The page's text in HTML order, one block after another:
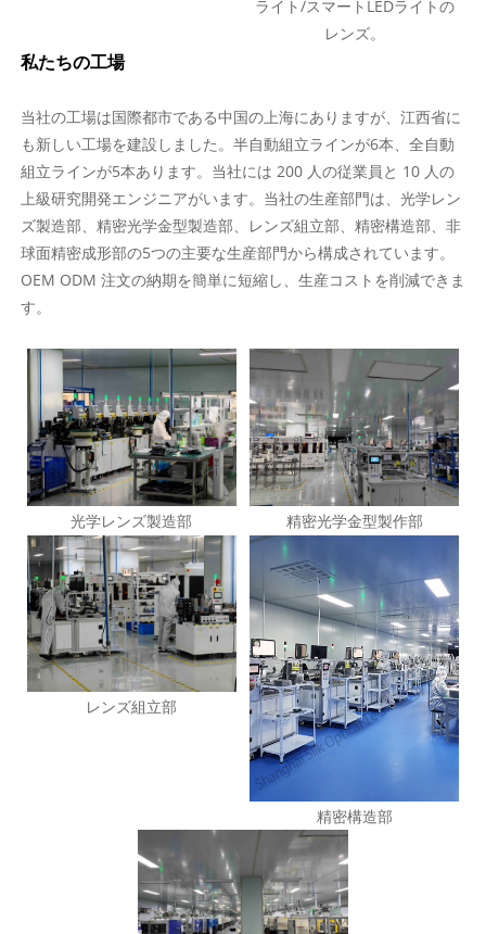
ライト/スマートLEDライトの
レンズ。
私たちの工場
当社の工場は国際都市である中国の上海にありますが、江西省に
も新しい工場を建設しました。半自動組立ラインが6本、全自動
組立ラインが5本あります。当社には 200 人の従業員と 10 人の
上級研究開発エンジニアがいます。当社の生産部門は、光学レン
ズ製造部、精密光学金型製造部、レンズ組立部、精密構造部、非
球面精密成形部の5つの主要な生産部門から構成されています。
OEM ODM 注文の納期を簡単に短縮し、生産コストを削減できま
す。
光学レンズ製造部 精密光学金型製作部
レンズ組立部
精密構造部